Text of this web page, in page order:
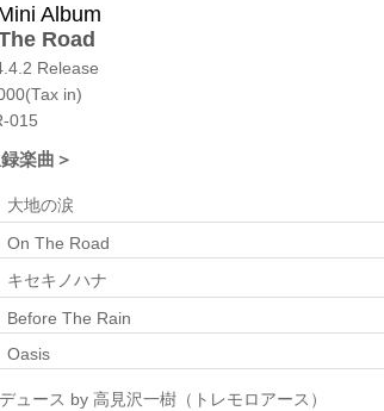
Album
Road
Release
in)
015
楽曲＞
大地の涙
On The Road
キセキノハナ
Before The Rain
Oasis
ュース by 高見沢一樹（トレモロアース）